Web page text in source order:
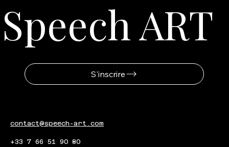
Speech ART
contact@speech-art.com
+33 7 66 51 90 80
S'inscrire